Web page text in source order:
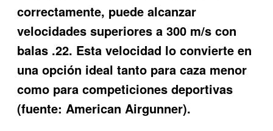
correctamente, puede alcanzar
velocidades superiores a 300 m/s con
balas .22. Esta velocidad lo convierte en
una opción ideal tanto para caza menor
como para competiciones deportivas
(fuente: American Airgunner).